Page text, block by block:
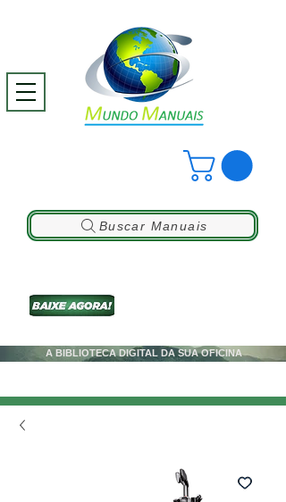
A BIBLIOTECA DIGITAL DA SUA OFICINA
Buscar Manuais